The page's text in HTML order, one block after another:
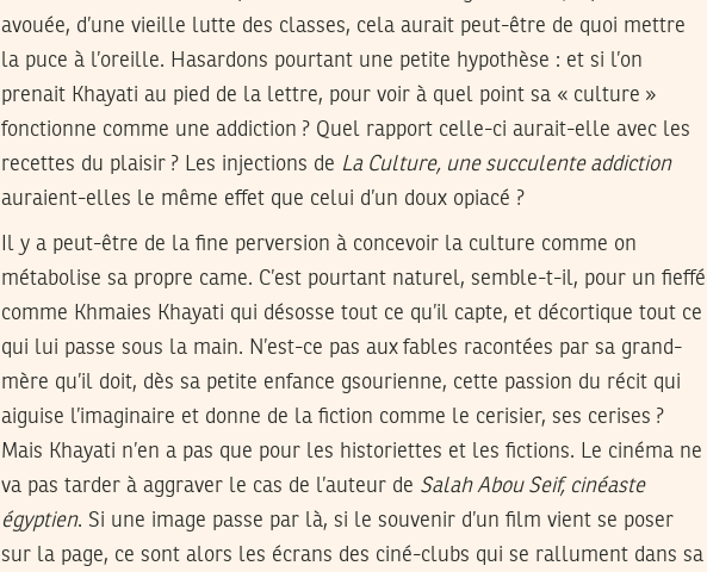
avouée, d’une vieille lutte des classes, cela aurait peut-être de quoi mettre
la puce à l’oreille. Hasardons pourtant une petite hypothèse : et si l’on
prenait Khayati au pied de la lettre, pour voir à quel point sa « culture »
fonctionne comme une addiction ? Quel rapport celle-ci aurait-elle avec les
recettes du plaisir ? Les injections de La Culture, une succulente addiction
auraient-elles le même effet que celui d’un doux opiacé ?
Il y a peut-être de la fine perversion à concevoir la culture comme on
métabolise sa propre came. C’est pourtant naturel, semble-t-il, pour un fieffé
comme Khmaies Khayati qui désosse tout ce qu’il capte, et décortique tout ce
qui lui passe sous la main. N’est-ce pas aux fables racontées par sa grand-
mère qu’il doit, dès sa petite enfance gsourienne, cette passion du récit qui
aiguise l’imaginaire et donne de la fiction comme le cerisier, ses cerises ?
Mais Khayati n’en a pas que pour les historiettes et les fictions. Le cinéma ne
va pas tarder à aggraver le cas de l’auteur de Salah Abou Seif, cinéaste
égyptien. Si une image passe par là, si le souvenir d’un film vient se poser
sur la page, ce sont alors les écrans des ciné-clubs qui se rallument dans sa